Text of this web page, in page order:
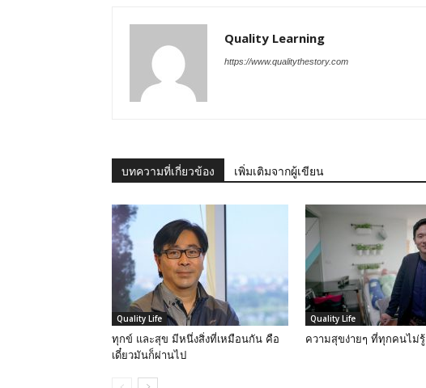
Quality Learning
https://www.qualitythestory.com
บทความที่เกี่ยวข้อง เพิ่มเติมจากผู้เขียน
Quality Life
ทุกข์ และสุข มีหนึ่งสิ่งที่เหมือนกัน คือ
เดี๋ยวมันก็ผ่านไป
Quality Life
ความสุขง่ายๆ ที่ทุกคนไม่รู้